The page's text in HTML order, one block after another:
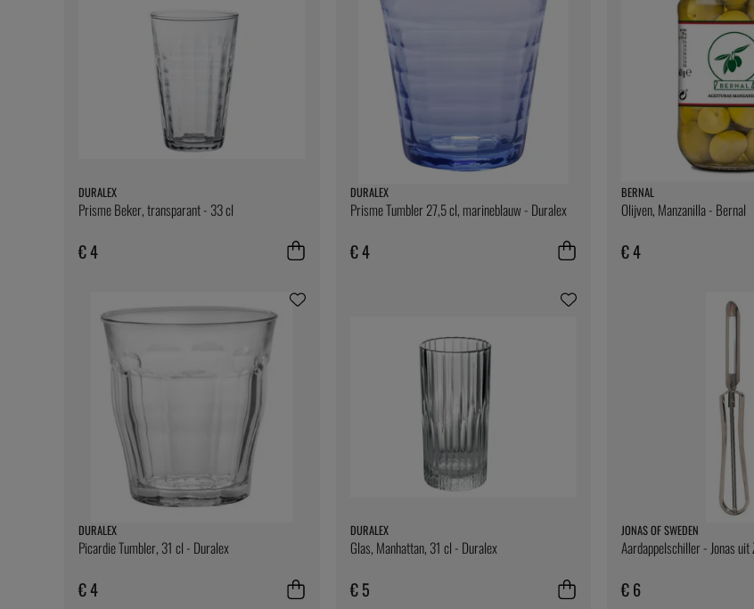
DURALEX
Prisme Beker, transparant - 33 cl
€ 4
DURALEX
Prisme Tumbler 27,5 cl, marineblauw - Duralex
€ 4
BERNAL
Olijven, Manzanilla - Bernal
€ 4
DURALEX
Picardie Tumbler, 31 cl - Duralex
€ 4
DURALEX
Glas, Manhattan, 31 cl - Duralex
€ 5
JONAS OF SWEDEN
Aardappelschiller - Jonas uit
€ 6